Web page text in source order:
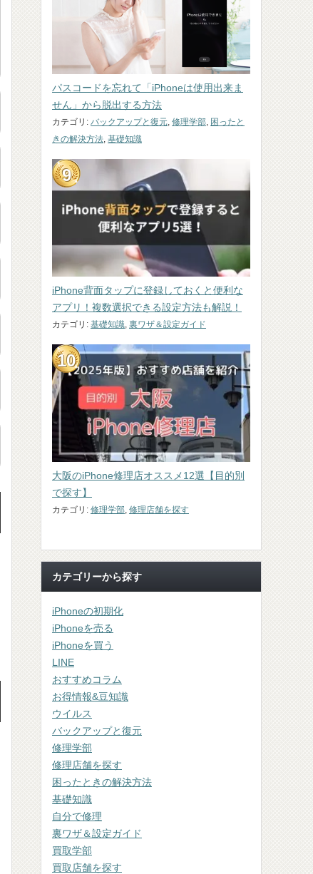
パスコードを忘れて「iPhoneは使用出来ま
せん」から脱出する方法
カテゴリ: バックアップと復元 修理学部
困ったと
きの解決方法 基礎知識
iPhone背面タップに登録しておくと便利な
アプリ！複数選択できる設定方法も解説！
カテゴリ: 基礎知識 裏ワザ＆設定ガイド
大阪のiPhone修理店オススメ12選【目的別
で探す】
カテゴリ: 修理学部 修理店舗を探す
カテゴリーから探す
iPhoneの初期化
iPhoneを売る
iPhoneを買う
LINE
おすすめコラム
お得情報&豆知識
ウイルス
バックアップと復元
修理学部
修理店舗を探す
困ったときの解決方法
基礎知識
自分で修理
裏ワザ＆設定ガイド
買取学部
買取店舗を探す